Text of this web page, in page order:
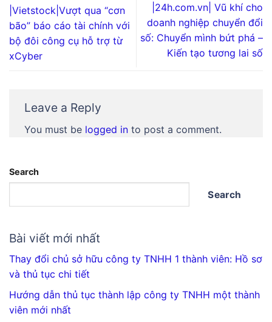
|Vietstock|Vượt qua “cơn
bão” báo cáo tài chính với
bộ đôi công cụ hỗ trợ từ
xCyber
|24h.com.vn| Vũ khí cho
doanh nghiệp chuyển đổi
số: Chuyển mình bứt phá –
Kiến tạo tương lai số
Leave a Reply
You must be logged in to post a comment.
Search
Search
Bài viết mới nhất
Thay đổi chủ sở hữu công ty TNHH 1 thành viên: Hồ sơ
và thủ tục chi tiết
Hướng dẫn thủ tục thành lập công ty TNHH một thành
viên mới nhất